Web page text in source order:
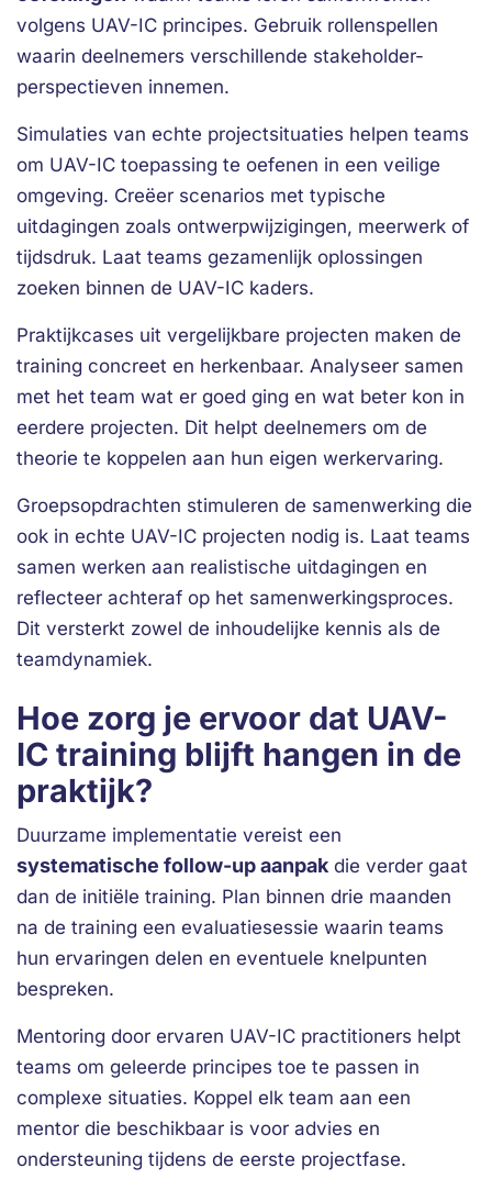
volgens UAV-IC principes. Gebruik rollenspellen
waarin deelnemers verschillende stakeholder-
perspectieven innemen.
Simulaties van echte projectsituaties helpen teams
om UAV-IC toepassing te oefenen in een veilige
omgeving. Creëer scenarios met typische
uitdagingen zoals ontwerpwijzigingen, meerwerk of
tijdsdruk. Laat teams gezamenlijk oplossingen
zoeken binnen de UAV-IC kaders.
Praktijkcases uit vergelijkbare projecten maken de
training concreet en herkenbaar. Analyseer samen
met het team wat er goed ging en wat beter kon in
eerdere projecten. Dit helpt deelnemers om de
theorie te koppelen aan hun eigen werkervaring.
Groepsopdrachten stimuleren de samenwerking die
ook in echte UAV-IC projecten nodig is. Laat teams
samen werken aan realistische uitdagingen en
reflecteer achteraf op het samenwerkingsproces.
Dit versterkt zowel de inhoudelijke kennis als de
teamdynamiek.
Hoe zorg je ervoor dat UAV-
IC training blijft hangen in de
praktijk?
Duurzame implementatie vereist een
systematische follow-up aanpak die verder gaat
dan de initiële training. Plan binnen drie maanden
na de training een evaluatiesessie waarin teams
hun ervaringen delen en eventuele knelpunten
bespreken.
Mentoring door ervaren UAV-IC practitioners helpt
teams om geleerde principes toe te passen in
complexe situaties. Koppel elk team aan een
mentor die beschikbaar is voor advies en
ondersteuning tijdens de eerste projectfase.